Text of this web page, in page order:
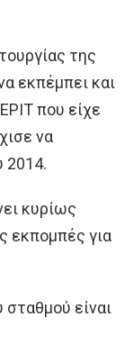
της
εκπέμπει και
που είχε
να
2014.
κυρίως
εκπομπές για
είναι